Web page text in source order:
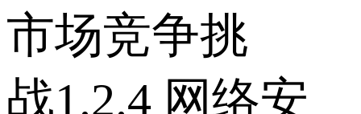
市场竞争挑
战 1.2.4 网络安